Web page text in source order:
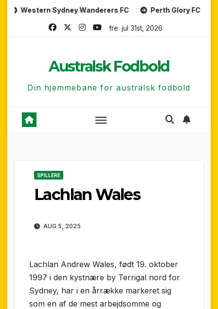
Skip Sydney Wanderers FC Perth Glory FC Central
fre. jul 31st, 2026
Australsk Fodbold
Din hjemmebane for australsk fodbold
SPILLERE
Lachlan Wales
AUG 5, 2025
Lachlan Andrew Wales, født 19. oktober
1997 i den kystnære by Terrigal nord for
Sydney, har i en årrække markeret sig
som en af de mest arbejdsomme og